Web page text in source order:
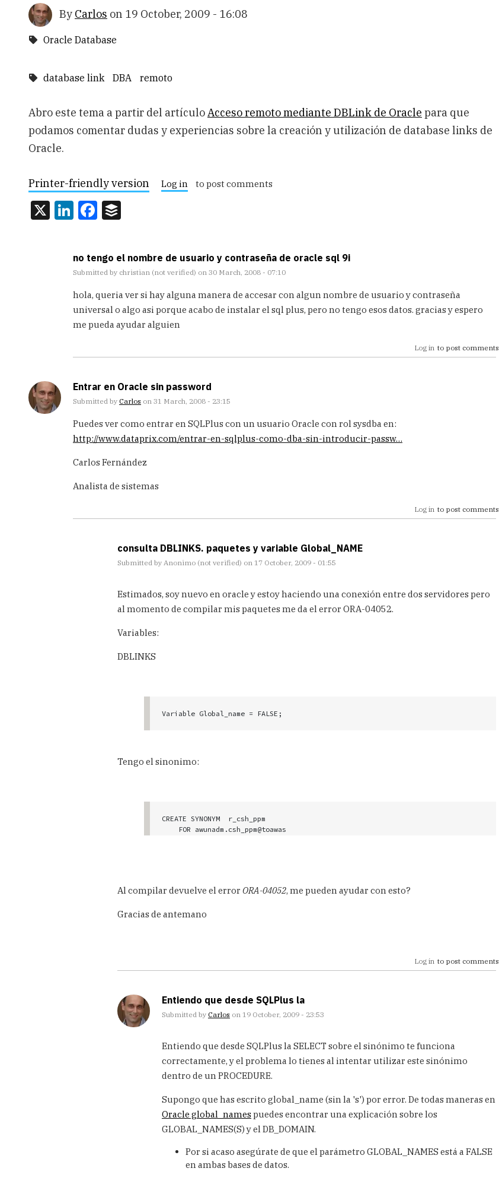
By Carlos on 19 October, 2009 - 16:08
Oracle Database
database link DBA remoto
Abro este tema a partir del artículoAcceso remoto mediante DBLink de Oracle para que
podamos comentar dudas y experiencias sobre la creación y utilización de database links de
Oracle.
Printer-friendly version Log in to post comments
X LinkedIn
Facebook
no tengo el nombre de usuario y contraseña de oracle sql 9i
Submitted by christian (not verified) on 30 March, 2008 - 07:10
hola, queria ver si hay alguna manera de accesar con algun nombre de usuario y contraseña
universal o algo asi porque acabo de instalar el sql plus, pero no tengo esos datos. gracias y espero
me pueda ayudar alguien
Log in to post comments
Entrar en Oracle sin password
Submitted by Carlos on 31 March, 2008 - 23:15
Puedes ver como entrar en SQLPlus con un usuario Oracle con rol sysdba en:
http://www.dataprix.com/entrar-en-sqlplus-como-dba-sin-introducir-passw…
Carlos Fernández
Analista de sistemas
Log in to post comments
consulta DBLINKS. paquetes y variable Global_NAME
Submitted by Anonimo (not verified) on 17 October, 2009 - 01:55
reply
to
en
sin
Estimados, soy nuevo en oracle y estoy haciendo una conexión entre dos servidores pero
al momento de compilar mis paquetes me da el error ORA-04052.
Variables:
DBLINKS
Variable Global_name = FALSE;
Tengo el sinonimo:
CREATE SYNONYM  r_csh_ppm
      (ADDRESS = (PROTOCOL = TCP)(HOST =  172.20.130.2)(PORT = 1521))
    (CONNECT_DATA =
  )
EL paquete hace un
Al compilar devuelve el error ORA-04052, me pueden ayudar con esto?
Gracias de antemano
Log in to post comments
Entiendo que desde SQLPlus la
Submitted by Carlos on 19 October, 2009 - 23:53
reply
to
consulta
paquetes
variable
Global_NAME
Anonimo
Entiendo que desde SQLPlus la SELECT sobre el sinónimo te funciona
correctamente, y el problema lo tienes al intentar utilizar este sinónimo
dentro de un PROCEDURE.
Supongo que has escrito global_name (sin la 's') por error. De todas maneras en
Oracle global_namespuedes encontrar una explicación sobre los
GLOBAL_NAMES(S) y el DB_DOMAIN.
Por si acaso asegúrate de que el parámetro GLOBAL_NAMES está a FALSE
en ambas bases de datos.